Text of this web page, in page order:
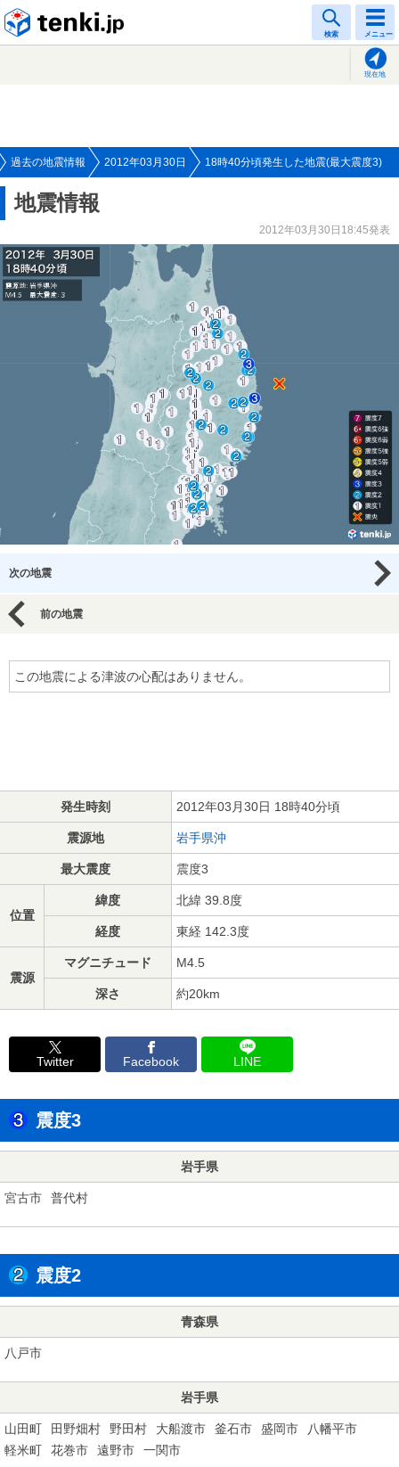
検索 メニュー
現在地
過去の地震情報 2012年03月30日 18時40分頃発生した地震(最大震度3)
地震情報
2012年03月30日18:45発表
次の地震
前の地震
この地震による津波の心配はありません。
発生時刻 2012年03月30日 18時40分頃
震源地 岩手県沖
最大震度 震度3
位置
緯度 北緯 39.8度
経度 東経 142.3度
震源
マグニチュード M4.5
深さ 約20km
Twitter Facebook LINE
震度3
岩手県
宮古市 普代村
震度2
青森県
八戸市
岩手県
山田町 田野畑村 野田村 大船渡市 釜石市 盛岡市
八幡平市
軽米町
花巻市 遠野市 一関市